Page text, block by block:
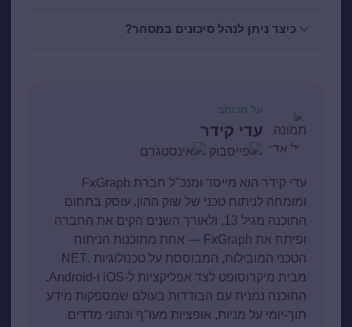
כיצד ניתן לנהל סיכונים במסחר?
על הכותב
עדי קידר
עדי קידר הוא מייסד ומנכ"ל חברת FxGraph
ומומחה לניתוח טכני של שוק ההון. עוסק בתחום
התוכנה מגיל 13, ולאורך השנים הקים את החברה
ופיתח את FxGraph — אחת מתוכנות הניתוח
הטכני המובילות, המבוססת על טכנולוגיות .NET
מבית מיקרוסופט לצד אפליקציות ל-iOS ו-Android.
התוכנה נמנית עם הבודדות בעולם שמספקות מידע
תוך-יומי על מניות, אופציות מעו"ף ונתוני מדדים